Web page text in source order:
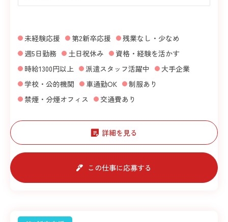
未経験応援 第2新卒応援
残業なし・少なめ
週5日勤務
土日祝休み
資格・経験を活かす
時給1300円以上
派遣スタッフ活躍中
大手企業
学校・公的機関
車通勤OK
制服あり
禁煙・分煙オフィス
交通費あり
詳細を見る
この仕事に応募する